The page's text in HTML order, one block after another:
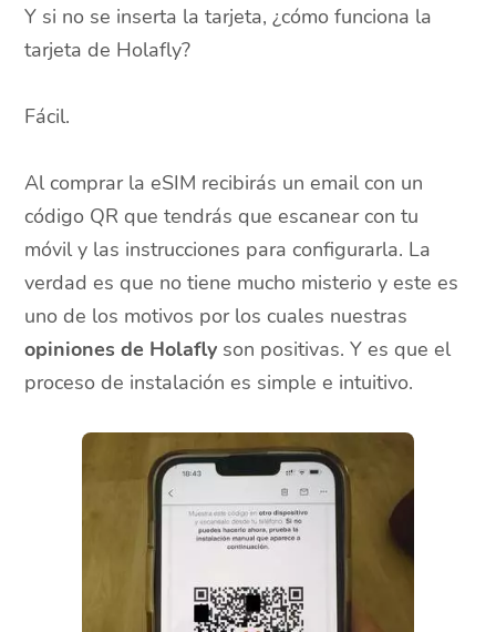
Y si no se inserta la tarjeta, ¿cómo funciona la
tarjeta de Holafly?
Fácil.
Al comprar la eSIM recibirás un email con un
código QR que tendrás que escanear con tu
móvil y las instrucciones para configurarla. La
verdad es que no tiene mucho misterio y este es
uno de los motivos por los cuales nuestras
opiniones de Holafly son positivas. Y es que el
proceso de instalación es simple e intuitivo.